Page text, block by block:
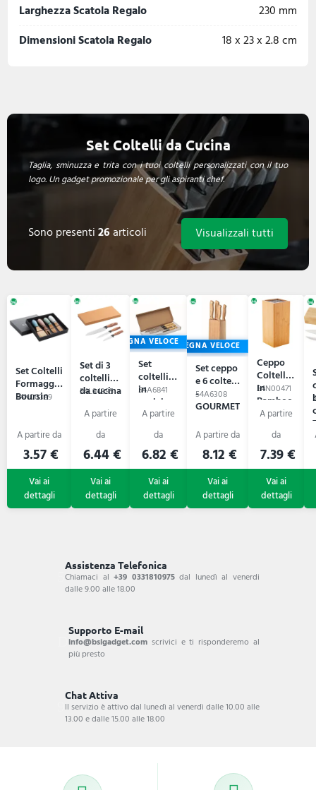
Larghezza Scatola Regalo
230 mm
Dimensioni Scatola Regalo
18 x 23 x 2.8 cm
Set Coltelli da Cucina
Taglia, sminuzza e trita con i tuoi coltelli personalizzati con il tuo
logo. Un gadget promozionale per gli aspiranti chef.
Sono presenti26articoli Visualizzali tutti
Set Coltelli
Formaggio
Boursin
54N00389
3.57 €
Set di 3
coltelli
da cucina
BAHARAT
54L94395
6.44 €
CONSEGNA VELOCE
Set
coltelli
in
acciaio -
TAKI
54A6841
6.82 €
CONSEGNA VELOCE
Set ceppo
e 6 coltelli
-
GOURMET
54A6308
8.12 €
Ceppo
Coltelli
In
Bamboo
Santoku
54N00471
7.39 €
Assistenza Telefonica
Chiamaci al+39 0331810975dal lunedì al venerdi
dalle 9.00 alle 18.00
Supporto E-mail
info@bsigadget.com scrivici e ti risponderemo al
più presto
Chat Attiva
Il servizio è attivo dal lunedì al venerdì dalle 10.00 alle
13.00 e dalle 15.00 alle 18.00